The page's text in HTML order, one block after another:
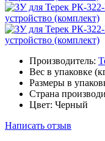
Производитель:
Вес в упаковке
Размеры в
Страна
Цвет: Черный
Написать отзыв